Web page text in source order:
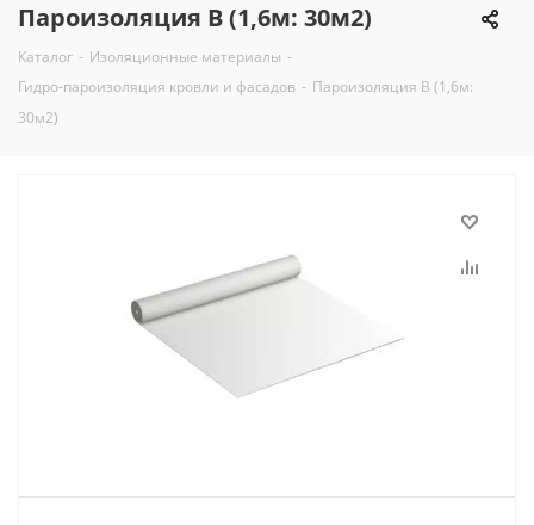
Пароизоляция B (1,6м: 30м2)
Каталог - Изоляционные материалы -
Гидро-пароизоляция кровли и фасадов - Пароизоляция B (1,6м:
30м2)